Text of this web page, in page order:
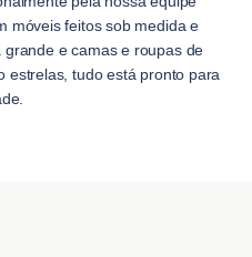
móveis feitos sob medida e
e camas e roupas de
estrelas, tudo está pronto para